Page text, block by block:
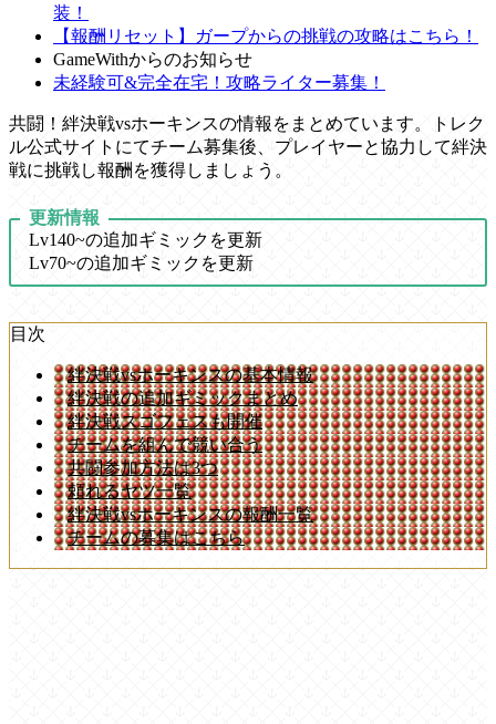
装！
【報酬リセット】ガープからの挑戦の攻略はこちら！
GameWithからのお知らせ
未経験可&完全在宅！攻略ライター募集！
共闘！絆決戦vsホーキンスの情報をまとめています。トレク
ル公式サイトにてチーム募集後、プレイヤーと協力して絆決
戦に挑戦し報酬を獲得しましょう。
更新情報
Lv140~の追加ギミックを更新
Lv70~の追加ギミックを更新
目次
絆決戦vsホーキンスの基本情報
絆決戦の追加ギミックまとめ
絆決戦スゴフェスも開催
チームを組んで競い合う
共闘参加方法は3つ
頼れるヤツ一覧
絆決戦vsホーキンスの報酬一覧
チームの募集はこちら